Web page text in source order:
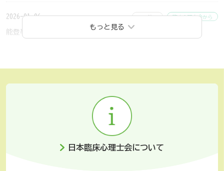
2026-01-06
能登半島地震支援活動への感謝状を石川県より贈呈されました
一般 臨床心理士会から
もっと見る
日本臨床心理士会について